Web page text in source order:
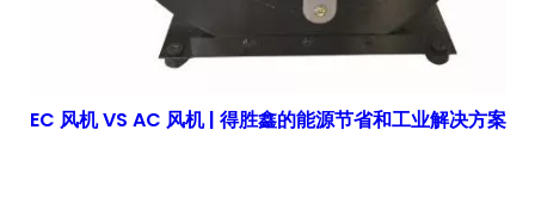
EC 风机 VS AC 风机 | 得胜鑫的能源节省和工业解决方案